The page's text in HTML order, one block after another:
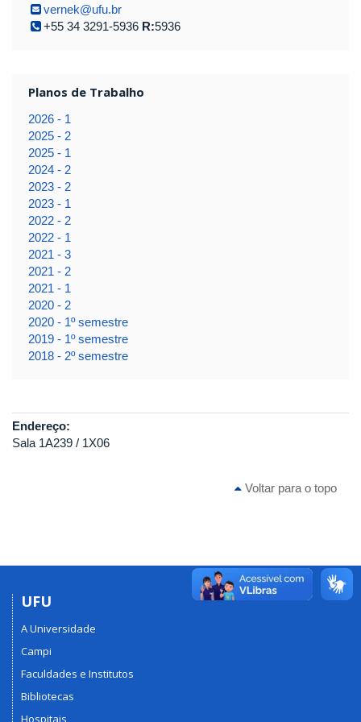
vernek@ufu.br
+55 34 3291-5936 R:5936
Planos de Trabalho
2026 - 1
2025 - 2
2025 - 1
2024 - 2
2023 - 2
2023 - 1
2022 - 2
2022 - 1
2021 - 3
2021 - 2
2021 - 1
2020 - 2
2020 - 1º semestre
2019 - 1º semestre
2018 - 2º semestre
Endereço:
Sala 1A239 / 1X06
Voltar para o topo
UFU
A Universidade
Campi
Faculdades e Institutos
Bibliotecas
Hospitais